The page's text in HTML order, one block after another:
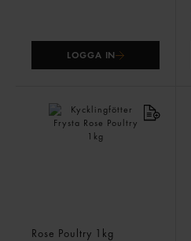
LOGGA IN
Rose Poultry 1kg